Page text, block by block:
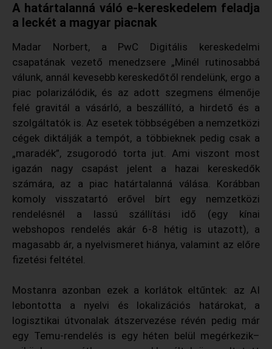
A határtalanná váló e-kereskedelem feladja
a leckét a magyar piacnak
Madar Norbert, a PwC Digitális kereskedelmi
csapatának vezető menedzsere „Minél rutinosabbá
válunk, annál kevesebb kereskedőtől rendelünk, ergo a
piac polarizálódik, és az adott szegmens élmenője
felé gravitál a vásárló, a beszállító, a hirdető és a
szolgáltatók is. Az esetek többségében a nemzetközi
cégek diktálják a tempót, a többieknek pedig csak a
„maradék”, zsugorodó torta jut. Ami viszont most
igazán nagy csapást jelent a hazai kereskedők
számára, az a piac határtalanná válása. Korábban
komoly visszatartó erővel bírt egy nemzetközi
rendelésnél a lassú szállítási idő (egy kínai
webshopos rendelés akár 6-8 hétig is utazott), a
magasabb ár, a nyelvismeret hiánya, valamint az előre
fizetési feltétel.
Mostanra azonban ezek a korlátok eltűntek: az AI
lebontotta a nyelvi és lokalizációs határokat, a
logisztikai útvonalak átszervezése révén pedig már
egy Temu-rendelés is egy héten belül megérkezik–